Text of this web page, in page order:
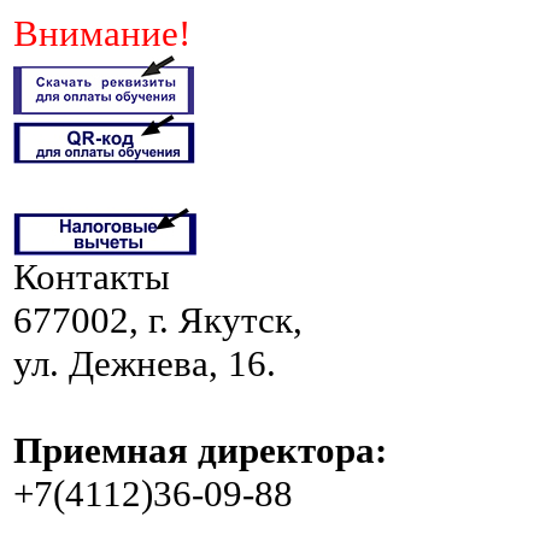
Внимание!
Контакты
677002, г. Якутск,
ул. Дежнева, 16.
Приемная директора:
+7(4112)36-09-88